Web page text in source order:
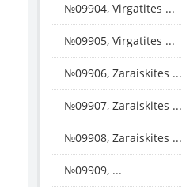
№09904, Virgatites ...
№09905, Virgatites ...
№09906, Zaraiskites ...
№09907, Zaraiskites ...
№09908, Zaraiskites ...
№09909, ...